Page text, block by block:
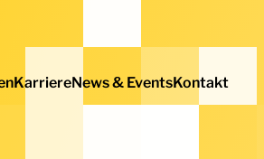
KarriereNews & EventsKontakt